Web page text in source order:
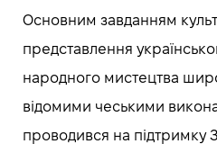
Основним завданням
представлення
народного мистецтва
відомими чеськими
проводився на підтримку